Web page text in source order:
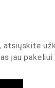
atsiųskite
jau pakeliui